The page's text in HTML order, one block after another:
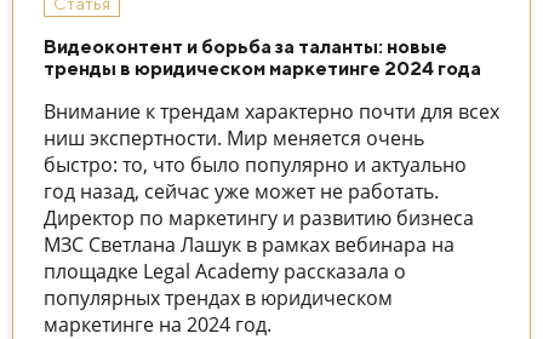
Видеоконтент и борьба за таланты: новые
тренды в юридическом маркетинге 2024 года
Внимание к трендам характерно почти для всех
ниш экспертности. Мир меняется очень
быстро: то, что было популярно и актуально
год назад, сейчас уже может не работать.
Директор по маркетингу и развитию бизнеса
МЗС Светлана Лашук в рамках вебинара на
площадке Legal Academy рассказала о
популярных трендах в юридическом
маркетинге на 2024 год.